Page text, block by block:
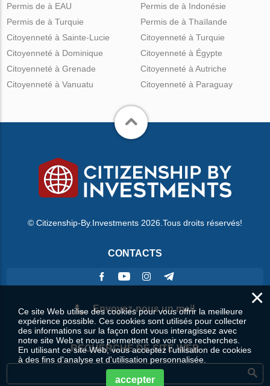
Permis de à EAU
Permis de à Turquie
Permis de à Indonésie
Permis de à Thaïlande
Citoyenneté à Sainte-Lucie
Citoyenneté à Dominique
Citoyenneté à Grenade
Citoyenneté à Vanuatu
Citoyenneté à Turquie
Citoyenneté à Égypte
Citoyenneté à Autriche
Citoyenneté à Paraguay
© Citizenship-By.Investments 2026.Tous droits réservés!
CONTACTS
Envoyez-nous un mail
RECHERCHE DE SITE WEB
×
Ce site Web utilise des cookies pour vous offrir la meilleure
expérience possible. Ces cookies sont utilisés pour collecter
des informations sur la façon dont vous interagissez avec
notre site Web et nous permettent de voir vos recherches.
En utilisant ce site Web, vous acceptez l'utilisation de cookies
à des fins d'analyse et d'utilisation personnalisée.
accepter